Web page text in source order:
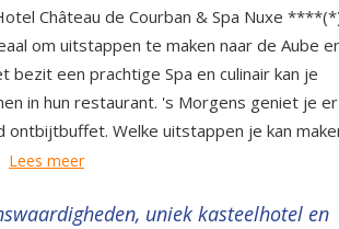
Château de Courban & Spa Nuxe
om uitstappen te maken naar de Aube
bezit een prachtige Spa en culinair kan je
in hun restaurant. 's Morgens geniet je er
ontbijtbuffet. Welke uitstappen je kan
Lees meer
uniek kasteelhotel en